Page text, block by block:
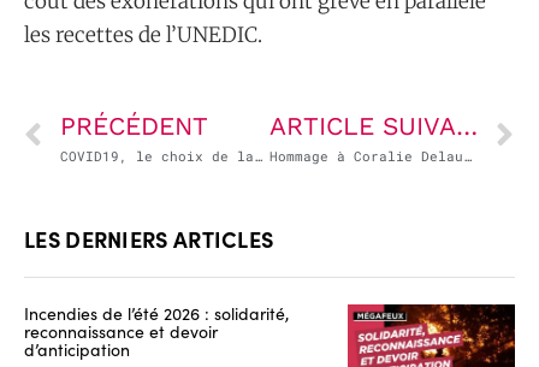
les recettes de l’UNEDIC.
PRÉCÉDENT
COVID19, le choix de la culpabilité collective ?
ARTICLE SUIVANT
Hommage à Coralie Delaume
LES DERNIERS ARTICLES
Incendies de l’été 2026 : solidarité,
reconnaissance et devoir
d’anticipation